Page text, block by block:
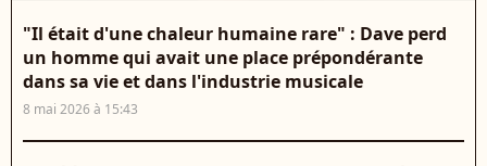
"Il était d'une chaleur humaine rare" : Dave perd
un homme qui avait une place prépondérante
dans sa vie et dans l'industrie musicale
8 mai 2026 à 15:43